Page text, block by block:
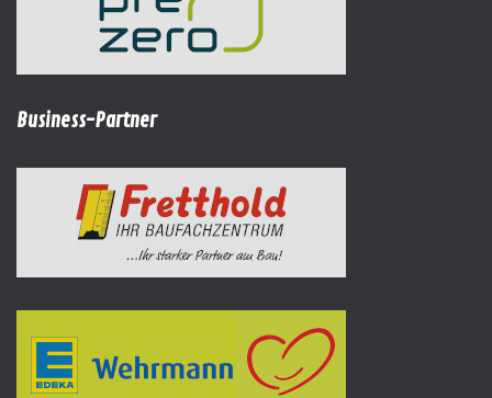
Business-Partner